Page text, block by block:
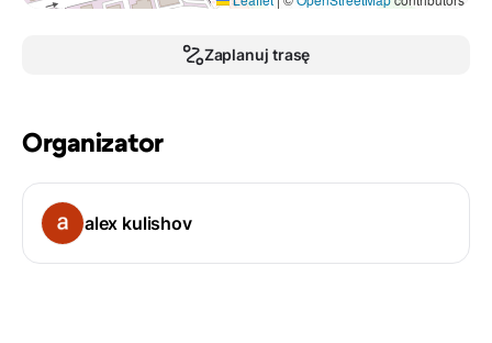
Zaplanuj trasę
Organizator
alex kulishov